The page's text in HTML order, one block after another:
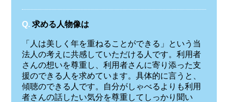
Q. 求める人物像は
「人は美しく年を重ねることができる」という当
法人の考えに共感していただける人です。利用者
さんの想いを尊重し、利用者さんに寄り添った支
援のできる人を求めています。具体的に言うと、
傾聴のできる人です。自分がしゃべるよりも利用
者さんの話したい気分を尊重してしっかり聞い